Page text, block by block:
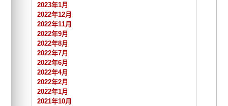
2023年1月
2022年12月
2022年11月
2022年9月
2022年8月
2022年7月
2022年6月
2022年4月
2022年2月
2022年1月
2021年10月